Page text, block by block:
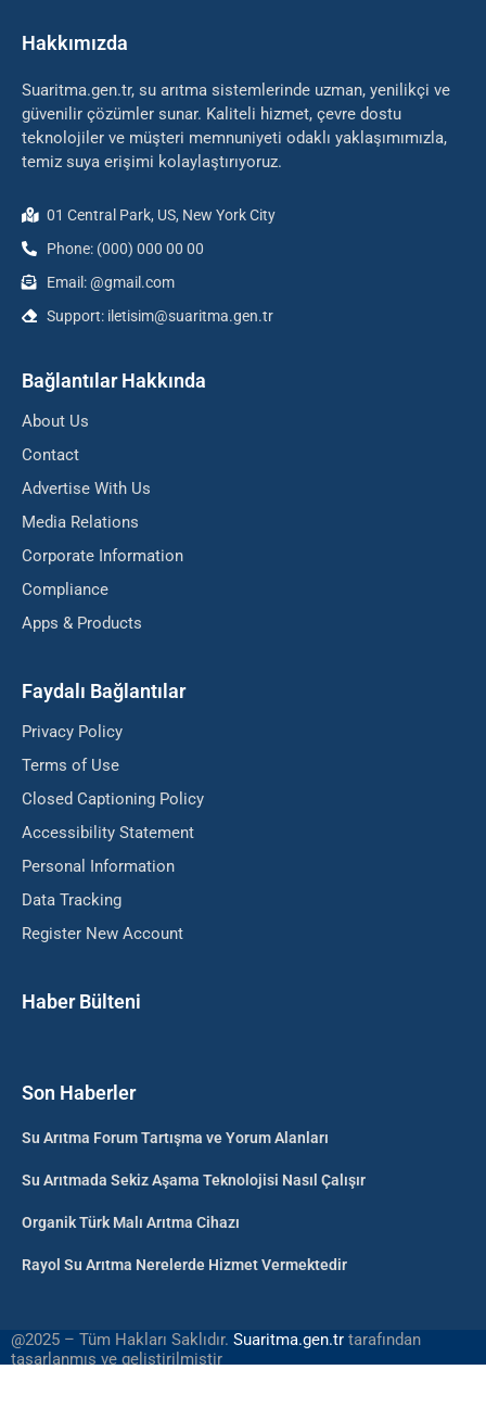
Hakkımızda
Suaritma.gen.tr, su arıtma sistemlerinde uzman, yenilikçi ve
güvenilir çözümler sunar. Kaliteli hizmet, çevre dostu
teknolojiler ve müşteri memnuniyeti odaklı yaklaşımımızla,
temiz suya erişimi kolaylaştırıyoruz.
01 Central Park, US, New York City
Phone: (000) 000 00 00
Email: @gmail.com
Support: iletisim@suaritma.gen.tr
Bağlantılar Hakkında
About Us
Contact
Advertise With Us
Media Relations
Corporate Information
Compliance
Apps & Products
Faydalı Bağlantılar
Privacy Policy
Terms of Use
Closed Captioning Policy
Accessibility Statement
Personal Information
Data Tracking
Register New Account
Haber Bülteni
Son Haberler
Su Arıtma Forum Tartışma ve Yorum Alanları
Su Arıtmada Sekiz Aşama Teknolojisi Nasıl Çalışır
Organik Türk Malı Arıtma Cihazı
Rayol Su Arıtma Nerelerde Hizmet Vermektedir
@2025 – Tüm Hakları Saklıdır. Suaritma.gen.tr tarafından
tasarlanmış ve geliştirilmiştir